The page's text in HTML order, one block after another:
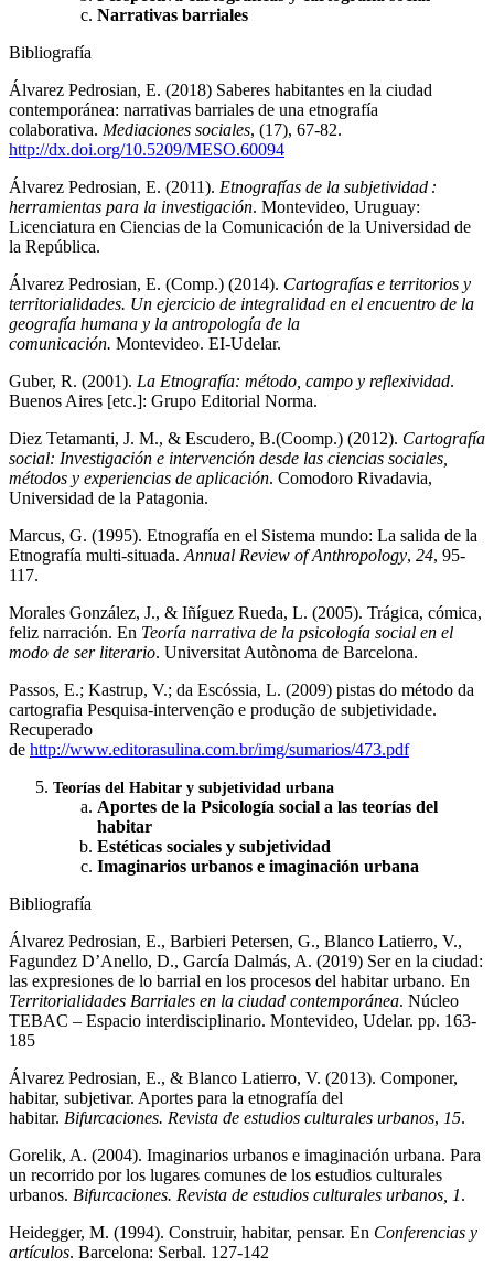
Narrativas barriales
Bibliografía
Álvarez Pedrosian, E. (2018) Saberes habitantes en la ciudad
contemporánea: narrativas barriales de una etnografía
colaborativa. Mediaciones sociales, (17), 67-82.
http://dx.doi.org/10.5209/MESO.60094
Álvarez Pedrosian, E. (2011). Etnografías de la subjetividad :
herramientas para la investigación. Montevideo, Uruguay:
Licenciatura en Ciencias de la Comunicación de la Universidad de
la República.
Álvarez Pedrosian, E. (Comp.) (2014). Cartografías e territorios y
territorialidades. Un ejercicio de integralidad en el encuentro de la
geografía humana y la antropología de la
comunicación. Montevideo. EI-Udelar.
Guber, R. (2001). La Etnografía: método, campo y reflexividad.
Buenos Aires [etc.]: Grupo Editorial Norma.
Diez Tetamanti, J. M., & Escudero, B.(Coomp.) (2012). Cartografía
social: Investigación e intervención desde las ciencias sociales,
métodos y experiencias de aplicación. Comodoro Rivadavia,
Universidad de la Patagonia.
Marcus, G. (1995). Etnografía en el Sistema mundo: La salida de la
Etnografía multi-situada. Annual Review of Anthropology, 24, 95-
117.
Morales González, J., & Iñíguez Rueda, L. (2005). Trágica, cómica,
feliz narración. En Teoría narrativa de la psicología social en el
modo de ser literario. Universitat Autònoma de Barcelona.
Passos, E.; Kastrup, V.; da Escóssia, L. (2009) pistas do método da
cartografia Pesquisa-intervenção e produção de subjetividade.
Recuperado
de http://www.editorasulina.com.br/img/sumarios/473.pdf
Teorías del Habitar y subjetividad urbana
Aportes de la Psicología social a las teorías del
habitar
Estéticas sociales y subjetividad
Imaginarios urbanos e imaginación urbana
Bibliografía
Álvarez Pedrosian, E., Barbieri Petersen, G., Blanco Latierro, V.,
Fagundez D’Anello, D., García Dalmás, A. (2019) Ser en la ciudad:
las expresiones de lo barrial en los procesos del habitar urbano. En
Territorialidades Barriales en la ciudad contemporánea. Núcleo
TEBAC – Espacio interdisciplinario. Montevideo, Udelar. pp. 163-
185
Álvarez Pedrosian, E., & Blanco Latierro, V. (2013). Componer,
habitar, subjetivar. Aportes para la etnografía del
habitar. Bifurcaciones. Revista de estudios culturales urbanos, 15.
Gorelik, A. (2004). Imaginarios urbanos e imaginación urbana. Para
un recorrido por los lugares comunes de los estudios culturales
urbanos. Bifurcaciones. Revista de estudios culturales urbanos, 1.
Heidegger, M. (1994). Construir, habitar, pensar. En Conferencias y
artículos. Barcelona: Serbal. 127-142